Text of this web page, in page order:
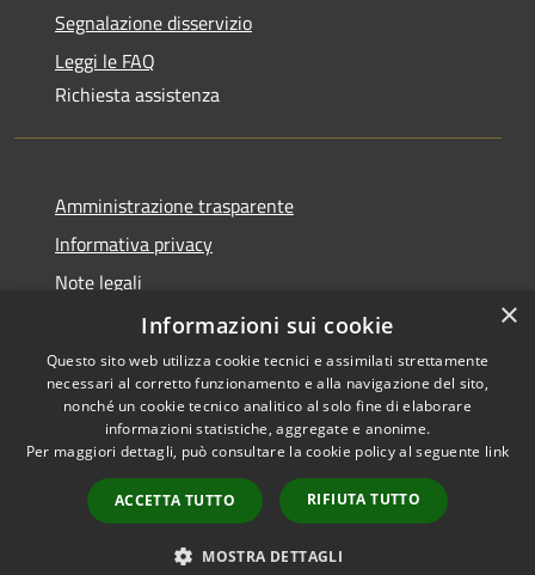
Segnalazione disservizio
Leggi le FAQ
Richiesta assistenza
Amministrazione trasparente
Informativa privacy
Note legali
Dichiarazione di accessibilità
RSS
Accessibilità
Copyright © 2026 • Comune di
Municipium•
Accesso
redazione
×
Informazioni sui cookie
Questo sito web utilizza cookie tecnici e assimilati strettamente
necessari al corretto funzionamento e alla navigazione del sito,
nonché un cookie tecnico analitico al solo fine di elaborare
informazioni statistiche, aggregate e anonime.
Per maggiori dettagli, può consultare la cookie policy al seguente link
ACCETTA TUTTO RIFIUTA TUTTO
MOSTRA DETTAGLI